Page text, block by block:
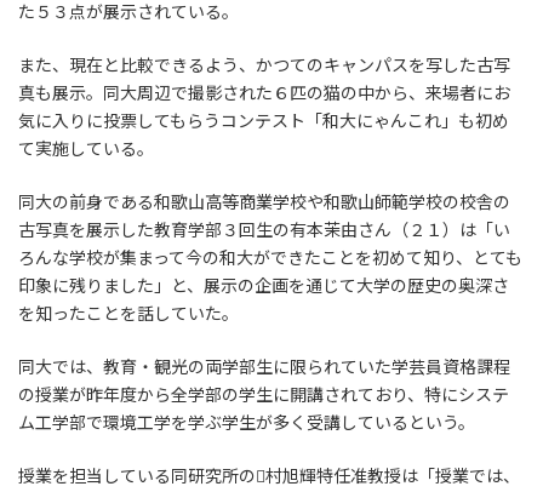
た５３点が展示されている。
また、現在と比較できるよう、かつてのキャンパスを写した古写
真も展示。同大周辺で撮影された６匹の猫の中から、来場者にお
気に入りに投票してもらうコンテスト「和大にゃんこれ」も初め
て実施している。
同大の前身である和歌山高等商業学校や和歌山師範学校の校舎の
古写真を展示した教育学部３回生の有本茉由さん（２１）は「い
ろんな学校が集まって今の和大ができたことを初めて知り、とても
印象に残りました」と、展示の企画を通じて大学の歴史の奥深さ
を知ったことを話していた。
同大では、教育・観光の両学部生に限られていた学芸員資格課程
の授業が昨年度から全学部の学生に開講されており、特にシステ
ム工学部で環境工学を学ぶ学生が多く受講しているという。
授業を担当している同研究所の村旭輝特任准教授は「授業では、